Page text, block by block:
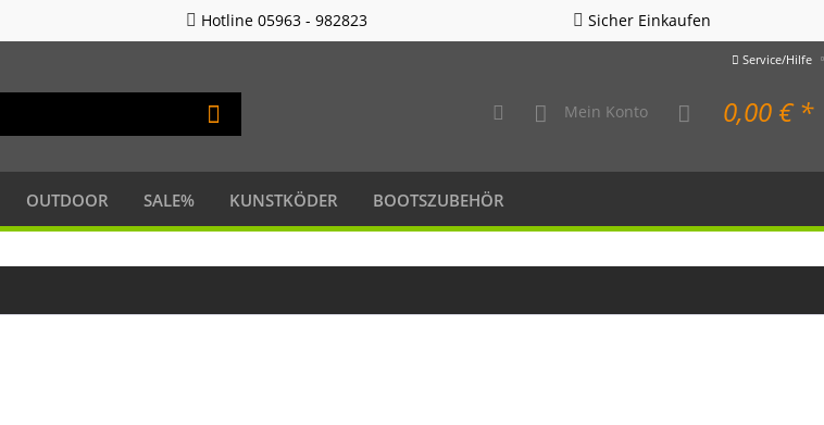
Hotline 05963 - 982823 Sicher Einkaufen
Service/Hilfe
Mein Konto 0,00 € *
OUTDOOR SALE% KUNSTKÖDER BOOTSZUBEHÖR